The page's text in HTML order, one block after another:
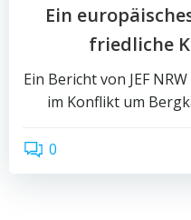
Ein
friedliche
Ein Bericht von JEF
im Konflikt um
0